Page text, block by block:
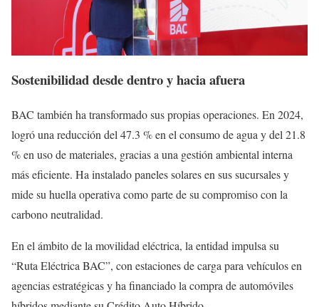
Sostenibilidad desde dentro y hacia afuera
BAC también ha transformado sus propias operaciones. En 2024,
logró una reducción del 47.3 % en el consumo de agua y del 21.8
% en uso de materiales, gracias a una gestión ambiental interna
más eficiente. Ha instalado paneles solares en sus sucursales y
mide su huella operativa como parte de su compromiso con la
carbono neutralidad.
En el ámbito de la movilidad eléctrica, la entidad impulsa su
“Ruta Eléctrica BAC”, con estaciones de carga para vehículos en
agencias estratégicas y ha financiado la compra de automóviles